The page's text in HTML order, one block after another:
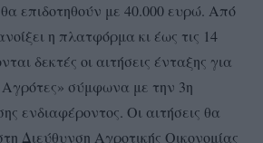
επιδοτηθούν με 40.000 ευρώ. Από
η πλατφόρμα κι έως τις 14
δεκτές οι αιτήσεις ένταξης για
σύμφωνα με την 3η
ενδιαφέροντος. Οι αιτήσεις θα
Διεύθυνση Αγροτικής Οικονομίας